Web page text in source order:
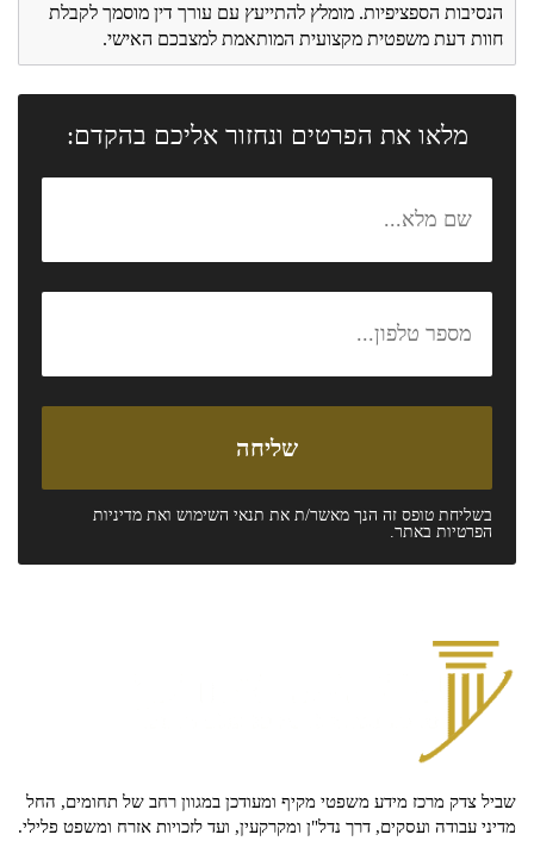
הנסיבות הספציפיות. מומלץ להתייעץ עם עורך דין מוסמך לקבלת
חוות דעת משפטית מקצועית המותאמת למצבכם האישי.
מלאו את הפרטים ונחזור אליכם בהקדם:
בשליחת טופס זה הנך מאשר/ת את תנאי השימוש ואת מדיניות
הפרטיות באתר.
שביל צדק מרכז מידע משפטי מקיף ומעודכן במגוון רחב של תחומים, החל
מדיני עבודה ועסקים, דרך נדל"ן ומקרקעין, ועד לזכויות אזרח ומשפט פלילי.